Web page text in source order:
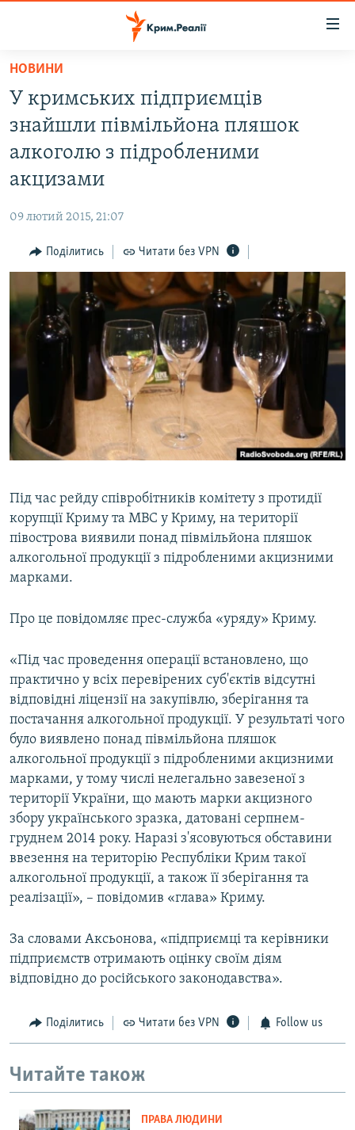
Перейти
основного
матеріалу
до
основної
Перейти
пошуку
ВОДА.КРИМ
ІНТЕРВ'Ю
ВСЕ ЗА ДЕНЬ
СПЕЦПРОЕКТИ
ДЕПОРТАЦІЯ
ВІДЕОУРОКИ «ELIFBE»
СВІДЧЕННЯ ОКУПАЦІЇ
УКРАЇНСЬКА ПРОБЛЕМА КРИМУ
ІНФОГРАФІКА
ЯК ОБІЙТИ БЛОКУВАННЯ
Qırımtatar
ДОЛУЧАЙСЯ!
Усі сайти RFE/RL
НОВИНИ
У кримських підприємців
знайшли півмільйона пляшок
алкоголю з підробленими
акцизами
09 лютий 2015, 21:07
Поділитись Читати без VPN
Під час рейду співробітників комітету з протидії
корупції Криму та МВС у Криму, на території
півострова виявили понад півмільйона пляшок
алкогольної продукції з підробленими акцизними
марками.
Про це повідомляє прес-служба «уряду» Криму.
«Під час проведення операції встановлено, що
практично у всіх перевірених суб'єктів відсутні
відповідні ліцензії на закупівлю, зберігання та
постачання алкогольної продукції. У результаті чого
було виявлено понад півмільйона пляшок
алкогольної продукції з підробленими акцизними
марками, у тому числі нелегально завезеної з
території України, що мають марки акцизного
збору українського зразка, датовані серпнем-
груднем 2014 року. Наразі з'ясовуються обставини
ввезення на територію Республіки Крим такої
алкогольної продукції, а також її зберігання та
реалізації», – повідомив «глава» Криму.
За словами Аксьонова, «підприємці та керівники
підприємств отримають оцінку своїм діям
відповідно до російського законодавства».
Поділитись Читати без VPN Follow us
Читайте також
ПРАВА ЛЮДИНИ